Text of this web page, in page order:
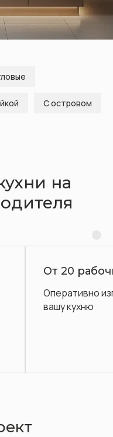
С островом
на
Более 600
Широчайший
каталога в